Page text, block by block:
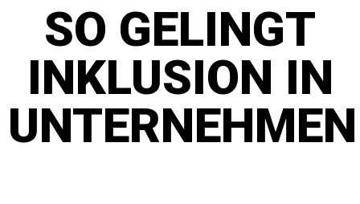
SO GELINGT
INKLUSION IN
UNTERNEHMEN